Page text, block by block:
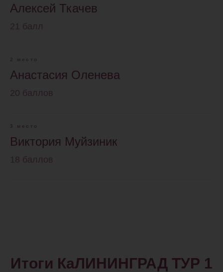
Алексей Ткачев
21 балл
2 место
Анастасия Оленева
20 баллов
3 место
Виктория Муйзиник
18 баллов
Итоги КаЛИНИНГРАД ТУР 1